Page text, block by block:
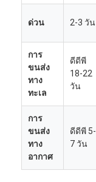
ด่วน 2-3 วัน
การ
ขนส่ง
ทาง
ทะเล
ดีดีพี
18-22
วัน
การ
ขนส่ง
ทาง
อากาศ
ดีดีพี 5-
7 วัน